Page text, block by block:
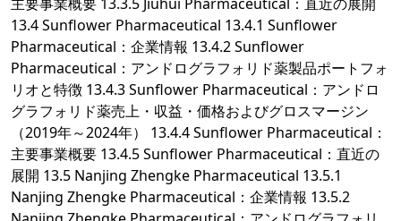
13.4 Sunflower Pharmaceutical 13.4.1 Sunflower
Pharmaceutical：企業情報 13.4.2 Sunflower
Pharmaceutical：アンドログラフォリド薬製品ポートフォ
リオと特徴 13.4.3 Sunflower Pharmaceutical：アンドロ
グラフォリド薬売上・収益・価格およびグロスマージン
（2019年～2024年） 13.4.4 Sunflower Pharmaceutical：
主要事業概要 13.4.5 Sunflower Pharmaceutical：直近の
展開 13.5 Nanjing Zhengke Pharmaceutical 13.5.1
Nanjing Zhengke Pharmaceutical：企業情報 13.5.2